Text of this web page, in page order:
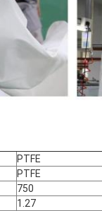
PTFE
PTFE
750
1.27